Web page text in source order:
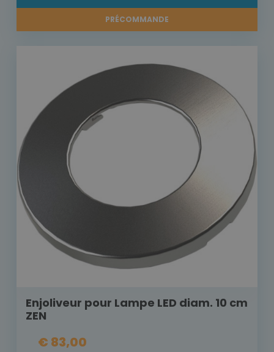
PRÉCOMMANDE
Enjoliveur pour Lampe LED diam. 10 cm
ZEN
€ 83,00